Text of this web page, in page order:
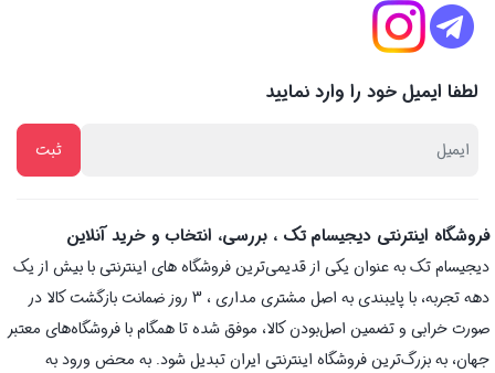
لطفا ایمیل خود را وارد نمایید
فروشگاه اینترنتی دیجیسام تک ، بررسی، انتخاب و خرید آنلاین
دیجیسام تک به عنوان یکی از قدیمی‌ترین فروشگاه های اینترنتی با بیش از یک
دهه تجربه، با پایبندی به اصل مشتری مداری ، 3 روز ضمانت بازگشت کالا در
صورت خرابی و تضمین اصل‌بودن کالا، موفق شده تا همگام با فروشگاه‌های معتبر
جهان، به بزرگ‌ترین فروشگاه اینترنتی ایران تبدیل شود. به محض ورود به